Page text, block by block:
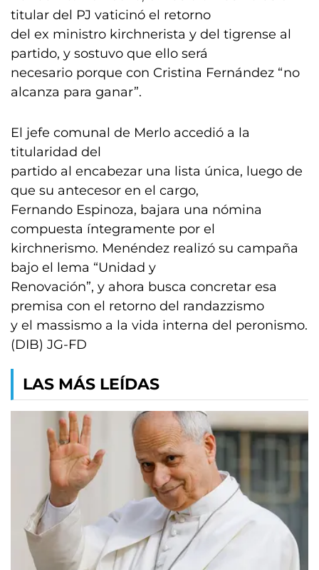
titular del PJ vaticinó el retorno
del ex ministro kirchnerista y del tigrense al
partido, y sostuvo que ello será
necesario porque con Cristina Fernández “no
alcanza para ganar”.
El jefe comunal de Merlo accedió a la
titularidad del
partido al encabezar una lista única, luego de
que su antecesor en el cargo,
Fernando Espinoza, bajara una nómina
compuesta íntegramente por el
kirchnerismo. Menéndez realizó su campaña
bajo el lema “Unidad y
Renovación”, y ahora busca concretar esa
premisa con el retorno del randazzismo
y el massismo a la vida interna del peronismo.
(DIB) JG-FD
LAS MÁS LEÍDAS